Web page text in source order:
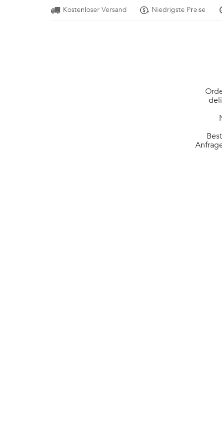
Kostenloser Versand Niedrigste Preise